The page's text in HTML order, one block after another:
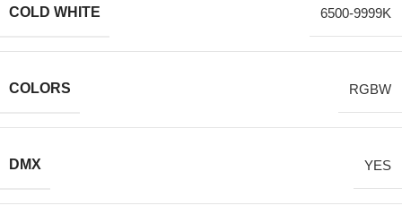
COLD WHITE 6500-9999K
COLORS RGBW
DMX YES